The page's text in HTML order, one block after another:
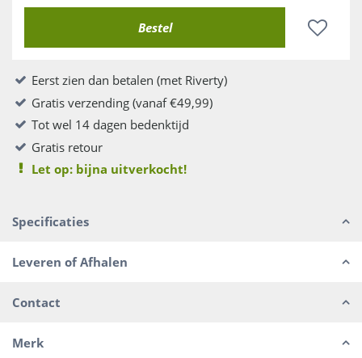
Eerst zien dan betalen (met Riverty)
Gratis verzending (vanaf €49,99)
Tot wel 14 dagen bedenktijd
Gratis retour
Let op: bijna uitverkocht!
Specificaties
Leveren of Afhalen
Contact
Merk